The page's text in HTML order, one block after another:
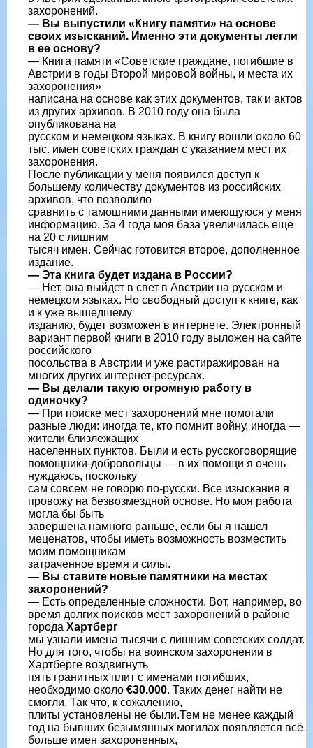
захоронений.
— Вы выпустили «Книгу памяти» на основе
своих изысканий. Именно эти документы легли
в ее основу?
— Книга памяти «Советские граждане, погибшие в
Австрии в годы Второй мировой войны, и места их
захоронения»
написана на основе как этих документов, так и актов
из других архивов. В 2010 году она была
опубликована на
русском и немецком языках. В книгу вошли около 60
тыс. имен советских граждан с указанием мест их
захоронения.
После публикации у меня появился доступ к
большему количеству документов из российских
архивов, что позволило
сравнить с тамошними данными имеющуюся у меня
информацию. За 4 года моя база увеличилась еще
на 20 с лишним
тысяч имен. Сейчас готовится второе, дополненное
издание.
— Эта книга будет издана в России?
— Нет, она выйдет в свет в Австрии на русском и
немецком языках. Но свободный доступ к книге, как
и к уже вышедшему
изданию, будет возможен в интернете. Электронный
вариант первой книги в 2010 году выложен на сайте
российского
посольства в Австрии и уже растиражирован на
многих других интернет-ресурсах.
— Вы делали такую огромную работу в
одиночку?
— При поиске мест захоронений мне помогали
разные люди: иногда те, кто помнит войну, иногда —
жители близлежащих
населенных пунктов. Были и есть русскоговорящие
помощники-добровольцы — в их помощи я очень
нуждаюсь, поскольку
сам совсем не говорю по-русски. Все изыскания я
провожу на безвозмездной основе. Но моя работа
могла бы быть
завершена намного раньше, если бы я нашел
меценатов, чтобы иметь возможность возместить
моим помощникам
затраченное время и силы.
— Вы ставите новые памятники на местах
захоронений?
— Есть определенные сложности. Вот, например, во
время долгих поисков мест захоронений в районе
города Хартберг
мы узнали имена тысячи с лишним советских солдат.
Но для того, чтобы на воинском захоронении в
Хартберге воздвигнуть
пять гранитных плит с именами погибших,
необходимо около €30.000. Таких денег найти не
смогли. Так что, к сожалению,
плиты установлены не были.Тем не менее каждый
год на бывших безымянных могилах появляется всё
больше имен захороненных,